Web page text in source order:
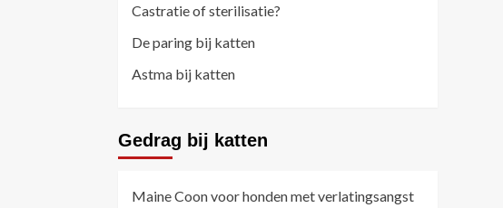
Castratie of sterilisatie?
De paring bij katten
Astma bij katten
Gedrag bij katten
Maine Coon voor honden met verlatingsangst